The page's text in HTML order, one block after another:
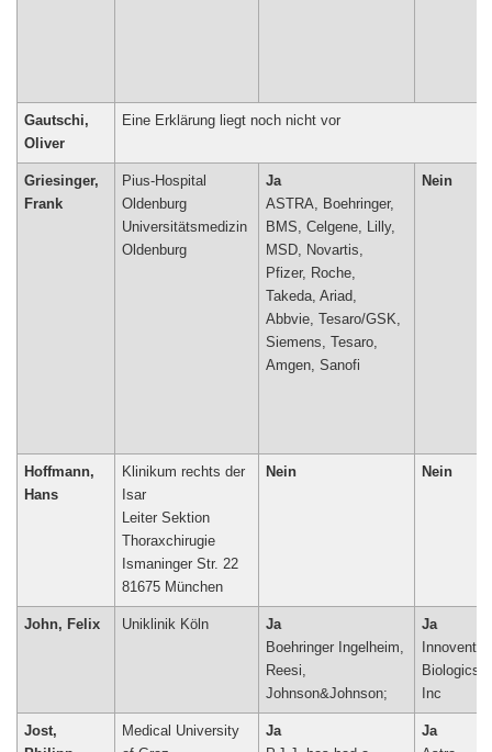
Gautschi,
Oliver
Eine Erklärung liegt noch nicht vor
Griesinger,
Frank
Pius-Hospital
Oldenburg
Universitätsmedizin
Oldenburg
Ja
ASTRA, Boehringer,
BMS, Celgene, Lilly,
MSD, Novartis,
Pfizer, Roche,
Takeda, Ariad,
Abbvie, Tesaro/GSK,
Siemens, Tesaro,
Amgen, Sanofi
Nein
Hoffmann,
Hans
Klinikum rechts der
Isar
Leiter Sektion
Thoraxchirugie
Ismaninger Str. 22
81675 München
Nein Nein
John, Felix Uniklinik Köln
Ja
Boehringer Ingelheim,
Reesi,
Johnson&Johnson;
Ja
Innovent
Biologics
Inc
Jost,
Medical University
Ja
Ja